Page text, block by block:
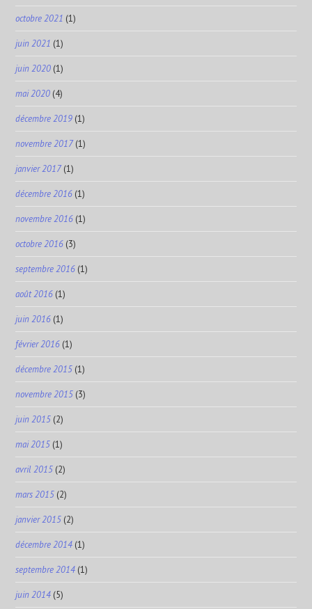
octobre 2021 (1)
juin 2021 (1)
juin 2020 (1)
mai 2020 (4)
décembre 2019 (1)
novembre 2017(1)
janvier 2017(1)
décembre 2016 (1)
novembre 2016 (1)
octobre 2016 (3)
septembre 2016 (1)
août 2016 (1)
juin 2016 (1)
février 2016 (1)
décembre 2015 (1)
novembre 2015 (3)
juin 2015 (2)
mai 2015 (1)
avril 2015 (2)
mars 2015 (2)
janvier 2015 (2)
décembre 2014 (1)
septembre 2014 (1)
juin 2014 (5)